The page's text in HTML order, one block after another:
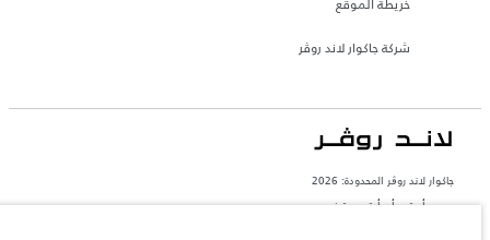
شركة جاكوار لاند روڤر
جاكوار لاند روڨر المحدودة: 2026
مصر, أم تي أي أوتو موتيف